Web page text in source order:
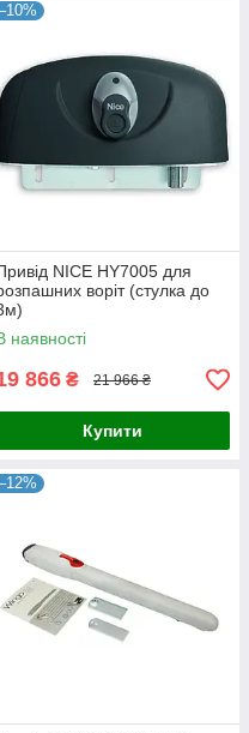
NICE HY7005 для
воріт (стулка до
наявності
866 ₴ 21 966 ₴
Купити